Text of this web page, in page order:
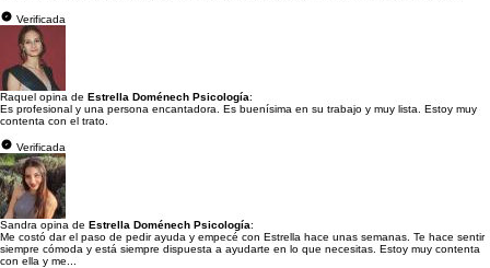
Verificada
Raquel opina de Estrella Doménech Psicología:
Es profesional y una persona encantadora. Es buenísima en su trabajo y muy lista. Estoy muy
contenta con el trato.
Verificada
Sandra opina de Estrella Doménech Psicología:
Me costó dar el paso de pedir ayuda y empecé con Estrella hace unas semanas. Te hace sentir
siempre cómoda y está siempre dispuesta a ayudarte en lo que necesitas. Estoy muy contenta
con ella y me...